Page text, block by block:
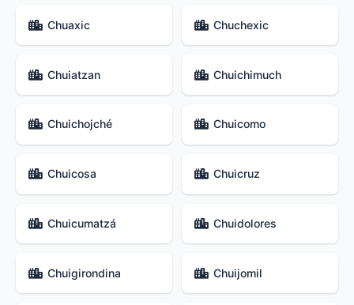
Chuaxic Chuchexic
Chuiatzan Chuichimuch
Chuichojché Chuicomo
Chuicosa Chuicruz
Chuicumatzá Chuidolores
Chuigirondina Chuijomil